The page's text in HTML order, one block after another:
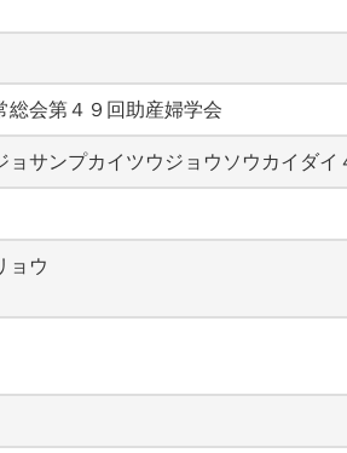
会第４９回助産婦学会
サンプカイツウジョウソウカイダ
ョウ